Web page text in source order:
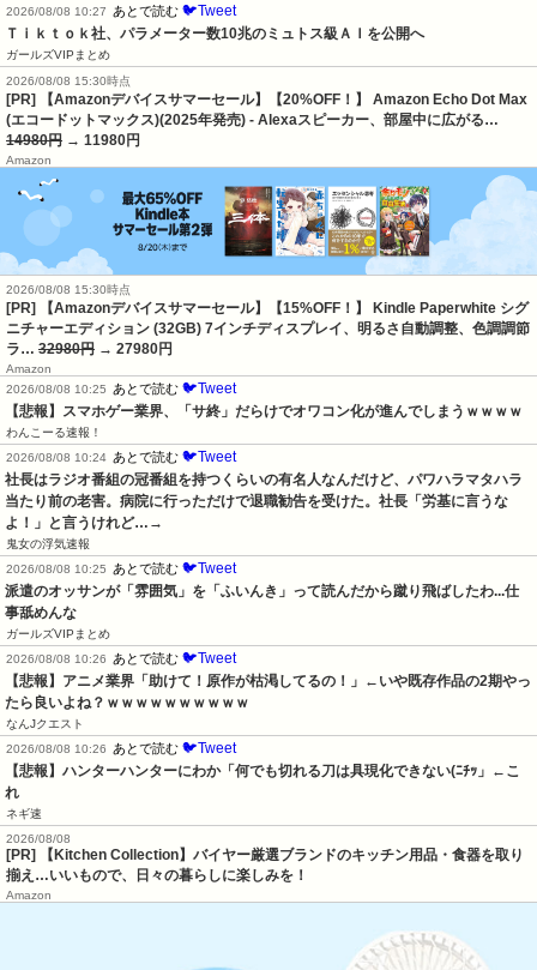
2026/08/08 10:27
あとで読む 🐦Tweet
Ｔｉｋｔｏｋ社、パラメーター数10兆のミュトス級ＡＩを公開へ
ガールズVIPまとめ
2026/08/08 15:30時点
[PR] 【Amazonデバイスサマーセール】【20%OFF！】 Amazon Echo Dot Max
(エコードットマックス)(2025年発売) - Alexaスピーカー、部屋中に広がる…
14980円 → 11980円
Amazon
2026/08/08 15:30時点
[PR] 【Amazonデバイスサマーセール】【15%OFF！】 Kindle Paperwhite シグ
ニチャーエディション (32GB) 7インチディスプレイ、明るさ自動調整、色調調節
ラ… 32980円 → 27980円
Amazon
2026/08/08 10:25
あとで読む 🐦Tweet
【悲報】スマホゲー業界、「サ終」だらけでオワコン化が進んでしまうｗｗｗｗ
わんこーる速報！
2026/08/08 10:24 あとで読む 🐦Tweet
社長はラジオ番組の冠番組を持つくらいの有名人なんだけど、パワハラマタハラ
当たり前の老害。病院に行っただけで退職勧告を受けた。社長「労基に言うな
よ！」と言うけれど…→
鬼女の浮気速報
2026/08/08 10:25
あとで読む 🐦Tweet
派遣のオッサンが「雰囲気」を「ふいんき」って読んだから蹴り飛ばしたわ...仕
事舐めんな
ガールズVIPまとめ
2026/08/08 10:26
あとで読む 🐦Tweet
【悲報】アニメ業界「助けて！原作が枯渇してるの！」←いや既存作品の2期やっ
たら良いよね？ｗｗｗｗｗｗｗｗｗｗ
なんJクエスト
2026/08/08 10:26
あとで読む 🐦Tweet
【悲報】ハンターハンターにわか「何でも切れる刀は具現化できない(ﾆﾁｯ」←こ
れ
ネギ速
2026/08/08
[PR] 【Kitchen Collection】バイヤー厳選ブランドのキッチン用品・食器を取り
揃え…いいもので、日々の暮らしに楽しみを！
Amazon